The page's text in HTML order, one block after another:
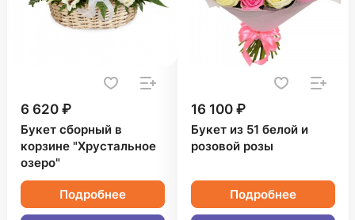
6 620 ₽
Букет сборный в
корзине "Хрустальное
озеро"
Подробнее
16 100 ₽
Букет из 51 белой и
розовой розы
Подробнее